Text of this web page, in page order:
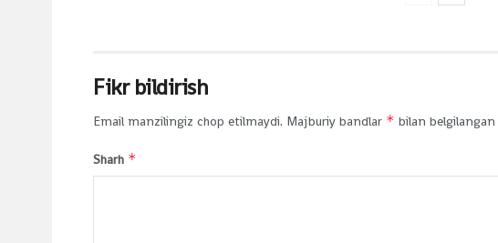
Fikr bildirish
Email manzilingiz chop etilmaydi. Majburiy bandlar * bilan belgilangan
Sharh *